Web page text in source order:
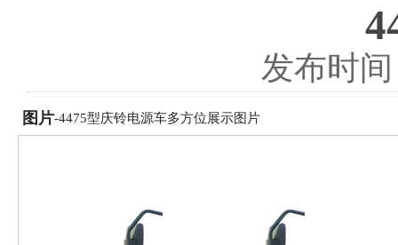
发布时
图片-4475型庆铃电源车多方位展示图片